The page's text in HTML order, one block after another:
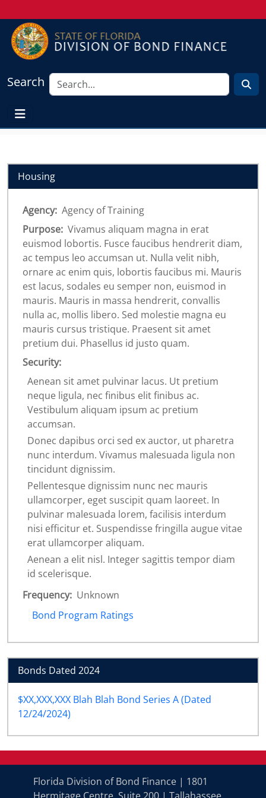
Search
Housing
Agency: Agency of Training
Purpose: Vivamus aliquam magna in erat
euismod lobortis. Fusce faucibus hendrerit diam,
ac tempus leo accumsan ut. Nulla velit nibh,
ornare ac enim quis, lobortis faucibus mi. Mauris
est lacus, sodales eu semper non, euismod in
mauris. Mauris in massa hendrerit, convallis
nulla ac, mollis libero. Sed molestie magna eu
mauris cursus tristique. Praesent sit amet
pretium dui. Phasellus id justo quam.
Security:
Aenean sit amet pulvinar lacus. Ut pretium
neque ligula, nec finibus elit finibus ac.
Vestibulum aliquam ipsum ac pretium
accumsan.
Donec dapibus orci sed ex auctor, ut pharetra
nunc interdum. Vivamus malesuada ligula non
tincidunt dignissim.
Pellentesque dignissim nunc nec mauris
ullamcorper, eget suscipit quam laoreet. In
pulvinar malesuada lorem, facilisis interdum
nisi efficitur et. Suspendisse fringilla augue vitae
erat ullamcorper aliquam.
Aenean a elit nisl. Integer sagittis tempor diam
id scelerisque.
Frequency: Unknown
Bond Program Ratings
Bonds Dated 2024
$XX,XXX,XXX Blah Blah Bond Series A (Dated
12/24/2024)
Florida Division of Bond Finance | 1801